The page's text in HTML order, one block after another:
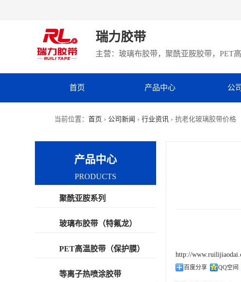
瑞力胶带
主营：玻璃布胶带，聚酰亚胺胶带，PET
首页 产品中心 公
当前位置： 首页 › 公司新闻 › 行业资讯 › 抗老化玻璃胶带价格
http://
百度分享 QQ空间
产品中心
PRODUCTS
聚酰亚胺系列
玻璃布胶带（特氟龙）
PET高温胶带（保护膜）
等离子热喷涂胶带